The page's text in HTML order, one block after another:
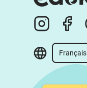
Français